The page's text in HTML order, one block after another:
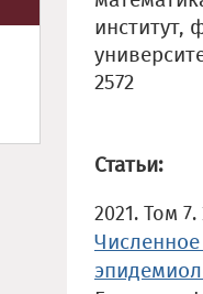
институт,
2572
Статьи:
2021. Том